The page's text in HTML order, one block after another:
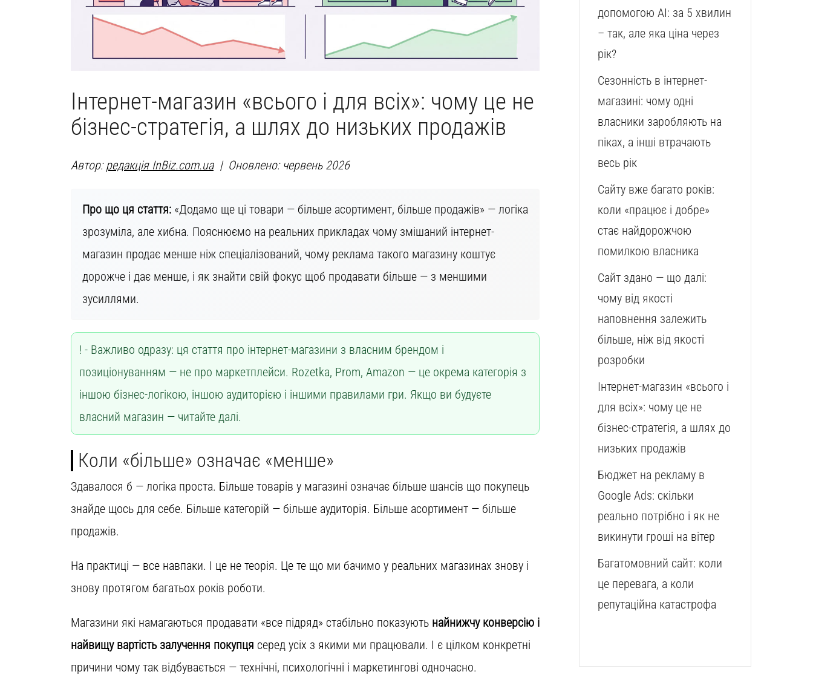
Інтернет-магазин «всього і для всіх»: чому це не
бізнес-стратегія, а шлях до низьких продажів
Автор:редакція InBiz.com.ua| Оновлено: червень 2026
Про що ця стаття:«Додамо ще ці товари — більше асортимент, більше продажів» — логіка
зрозуміла, але хибна. Пояснюємо на реальних прикладах чому змішаний інтернет-
магазин продає менше ніж спеціалізований, чому реклама такого магазину коштує
дорожче і дає менше, і як знайти свій фокус щоб продавати більше — з меншими
зусиллями.
Важливо одразу: ця стаття про інтернет-магазини з власним брендом і
позиціонуванням — не про маркетплейси. Rozetka, Prom, Amazon — це окрема категорія з
іншою бізнес-логікою, іншою аудиторією і іншими правилами гри. Якщо ви будуєте
власний магазин — читайте далі.
Коли «більше» означає «менше»
Здавалося б — логіка проста. Більше товарів у магазині означає більше шансів що покупець
знайде щось для себе. Більше категорій — більше аудиторія. Більше асортимент — більше
продажів.
На практиці — все навпаки. І це не теорія. Це те що ми бачимо у реальних магазинах знову і
знову протягом багатьох років роботи.
Магазини які намагаються продавати «все підряд» стабільно показують найнижчу конверсію і
найвищу вартість залучення покупця серед усіх з якими ми працювали. І є цілком конкретні
причини чому так відбувається — технічні, психологічні і маркетингові одночасно.
допомогою AI: за 5 хвилин
– так, але яка ціна через
рік?
Сезонність в інтернет-
магазині: чому одні
власники заробляють на
піках, а інші втрачають
весь рік
Сайту вже багато років:
коли «працює і добре»
стає найдорожчою
помилкою власника
Сайт здано — що далі:
чому від якості
наповнення залежить
більше, ніж від якості
розробки
Інтернет-магазин «всього і
для всіх»: чому це не
бізнес-стратегія, а шлях до
низьких продажів
Бюджет на рекламу в
Google Ads: скільки
реально потрібно і як не
викинути гроші на вітер
Багатомовний сайт: коли
це перевага, а коли
репутаційна катастрофа